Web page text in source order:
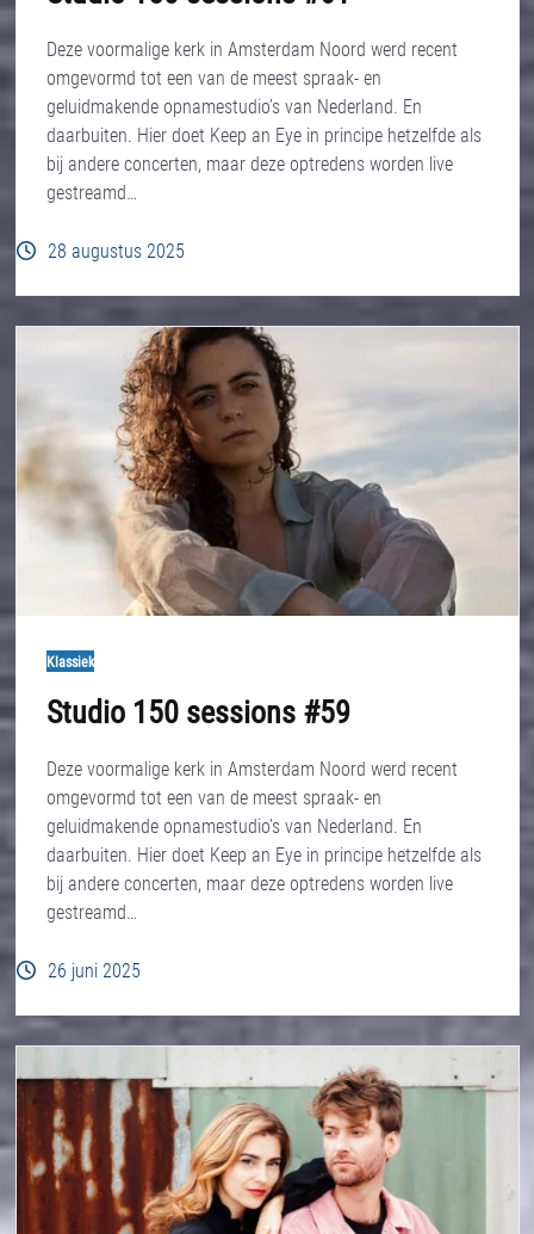
Deze voormalige kerk in Amsterdam Noord werd recent
omgevormd tot een van de meest spraak- en
geluidmakende opnamestudio’s van Nederland. En
daarbuiten. Hier doet Keep an Eye in principe hetzelfde als
bij andere concerten, maar deze optredens worden live
gestreamd…
28 augustus 2025
Klassiek
Studio 150 sessions #59
Deze voormalige kerk in Amsterdam Noord werd recent
omgevormd tot een van de meest spraak- en
geluidmakende opnamestudio’s van Nederland. En
daarbuiten. Hier doet Keep an Eye in principe hetzelfde als
bij andere concerten, maar deze optredens worden live
gestreamd…
26 juni 2025